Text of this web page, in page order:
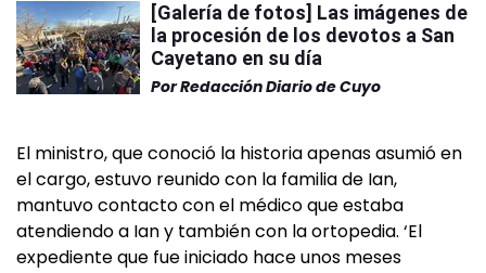
[Galería de fotos] Las imágenes de
la procesión de los devotos a San
Cayetano en su día
PorRedacción Diario de Cuyo
El ministro, que conoció la historia apenas asumió en
el cargo, estuvo reunido con la familia de Ian,
mantuvo contacto con el médico que estaba
atendiendo a Ian y también con la ortopedia. ‘El
expediente que fue iniciado hace unos meses